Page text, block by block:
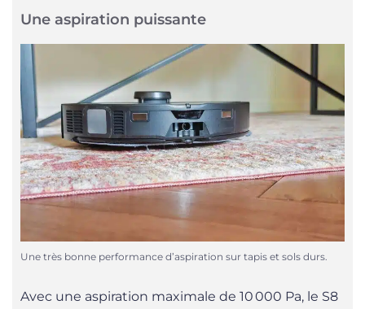
Une aspiration puissante
Une très bonne performance d’aspiration sur tapis et sols durs.
Avec une aspiration maximale de 10 000 Pa, le S8